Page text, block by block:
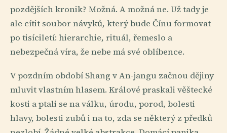
pozdějších kronik? Možná. A možná ne. Už tady je
ale cítit soubor návyků, který bude Čínu formovat
po tisíciletí: hierarchie, rituál, řemeslo a
nebezpečná víra, že nebe má své oblíbence.
V pozdním období Shang v An-jangu začnou dějiny
mluvit vlastním hlasem. Králové praskali věštecké
kosti a ptali se na válku, úrodu, porod, bolesti
hlavy, bolesti zubů i na to, zda se některý z předků